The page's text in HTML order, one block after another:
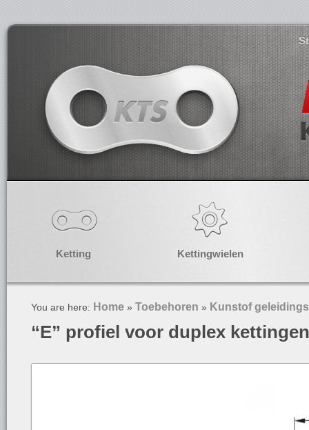
Ketting Kettingwielen
You are here: Home » Toebehoren » Kunstof
“E” profiel voor duplex kettingen